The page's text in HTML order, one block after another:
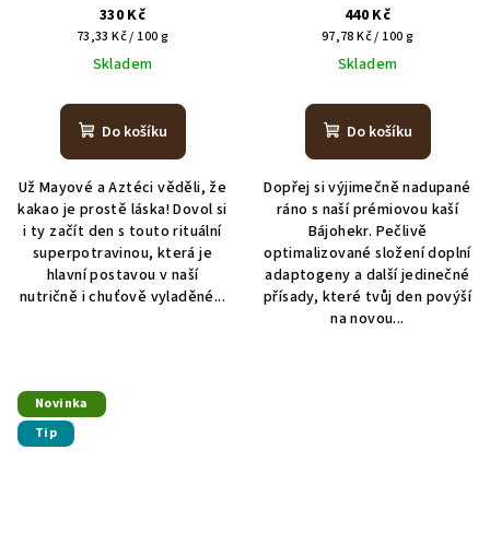
330 Kč
Měrná
cena:
73,33 Kč / 100 g
Skladem
Do košíku
Už Mayové a Aztéci věděli, že
kakao je prostě láska! Dovol si
i ty začít den s touto rituální
superpotravinou, která je
hlavní postavou v naší
nutričně i chuťově vyladěné...
440 Kč
Měrná
cena:
97,78 Kč / 100 g
Skladem
Do košíku
Dopřej si výjimečně nadupané
ráno s naší prémiovou kaší
Bájohekr. Pečlivě
optimalizované složení doplní
adaptogeny a další jedinečné
přísady, které tvůj den povýší
na novou...
Novinka
Tip